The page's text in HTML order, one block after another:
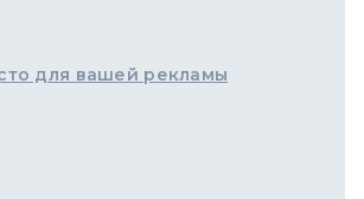
для вашей рекламы